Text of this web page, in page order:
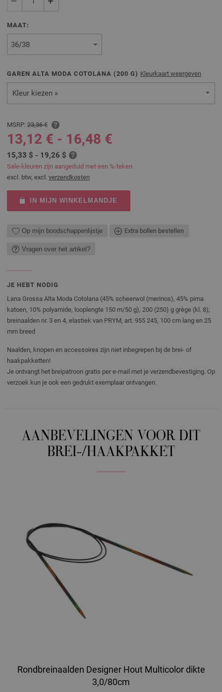
MAAT:
GAREN ALTA MODA COTOLANA (200 G) Kleurkaart weergeven
Kleur kiezen »
MSRP: 23,36 €
13,12 € - 16,48 €
15,33 $ - 19,26 $
Sale-kleuren zijn aangeduid met een %-teken
excl. btw, excl. verzendkosten
IN MIJN WINKELMANDJE
Op mijn boodschappenlijstje Extra bollen bestellen
Vragen over het artikel?
JE HEBT NODIG
Lana Grossa Alta Moda Cotolana (45% scheerwol (merinos), 45% pima
katoen, 10% polyamide, looplengte 150 m/50 g), 200 (250) g grège (kl. 8);
breinaalden nr. 3 en 4, elastiek van PRYM, art. 955 245, 100 cm lang en 25
mm breed
Naalden, knopen en accessoires zijn niet inbegrepen bij de brei- of
haakpakketten!
Je ontvangt het breipatroon gratis per e-mail met je verzendbevestiging. Op
verzoek kun je ook een gedrukt exemplaar ontvangen.
AANBEVELINGEN VOOR DIT
BREI-/HAAKPAKKET
Rondbreinaalden Designer Hout Multicolor dikte
3,0/80cm